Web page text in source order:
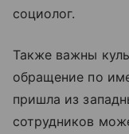
социолог.
Также важны
обращение по
пришла из
сотрудников